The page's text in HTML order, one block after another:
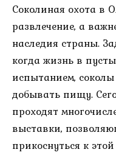
Соколиная охота в
развлечение, а
наследия страны.
когда жизнь в
испытанием,
добывать пищу.
проходят
выставки,
прикоснуться к